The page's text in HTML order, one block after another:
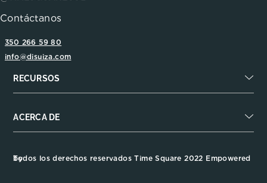
Contáctanos
350 266 59 80
info@disuiza.com
RECURSOS
ACERCA DE
Todos los derechos reservados Time Square 2022 Empowered by